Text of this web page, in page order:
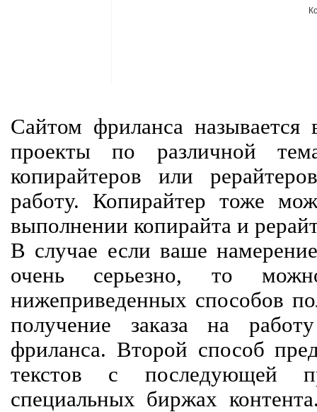
Сайтом фриланса называется
проекты по различной
копирайтеров или
работу. Копирайтер тоже
выполнении копирайта и
В случае если ваше
очень серьезно, то
нижеприведенных способов
получение заказа на
фриланса. Второй способ
текстов с последующей
специальных биржах